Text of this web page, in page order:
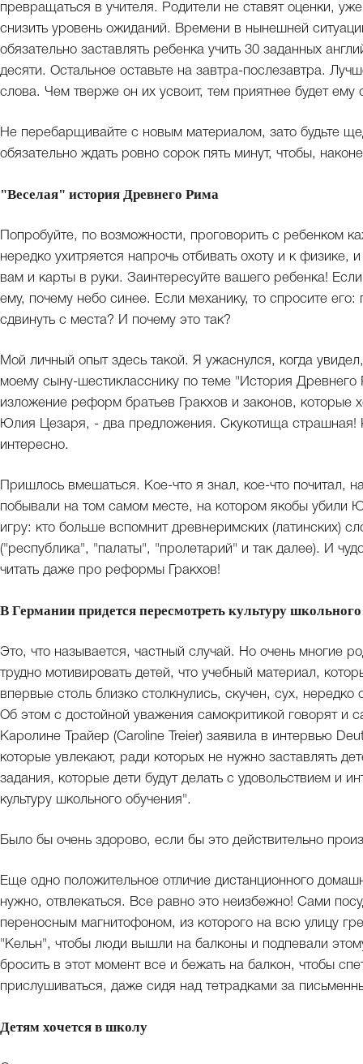
превращаться в учителя. Родители не ставят оценки,
снизить уровень ожиданий. Времени в нынешней
обязательно заставлять ребенка учить 30 заданных
десяти. Остальное оставьте на завтра-послезавтра.
слова. Чем тверже он их усвоит, тем приятнее будет ему
Не перебарщивайте с новым материалом, зато будьте
обязательно ждать ровно сорок пять минут, чтобы,
"Веселая" история Древнего Рима
Попробуйте, по возможности, проговорить с ребенком
нередко ухитряется напрочь отбивать охоту и к физике,
вам и карты в руки. Заинтересуйте вашего ребенка!
ему, почему небо синее. Если механику, то спросите
сдвинуть с места? И почему это так?
Мой личный опыт здесь такой. Я ужаснулся, когда
моему сыну-шестикласснику по теме "История
изложение реформ братьев Гракхов и законов, которые
Юлия Цезаря, - два предложения. Скукотища страшная!
интересно.
Пришлось вмешаться. Кое-что я знал, кое-что почитал,
побывали на том самом месте, на котором якобы убили
игру: кто больше вспомнит древнеримских (латинских)
("республика", "палаты", "пролетарий" и так далее). И
читать даже про реформы Гракхов!
В Германии придется пересмотреть культуру
Это, что называется, частный случай. Но очень многие
трудно мотивировать детей, что учебный материал,
впервые столь близко столкнулись, скучен, сух,
Об этом с достойной уважения самокритикой говорят и
Каролине Трайер (Caroline Treier) заявила в интервью
которые увлекают, ради которых не нужно заставлять
задания, которые дети будут делать с удовольствием и
культуру школьного обучения".
Было бы очень здорово, если бы это действительно
Еще одно положительное отличие дистанционного
нужно, отвлекаться. Все равно это неизбежно! Сами
переносным магнитофоном, из которого на всю улицу
"Кельн", чтобы люди вышли на балконы и подпевали
бросить в этот момент все и бежать на балкон, чтобы
прислушиваться, даже сидя над тетрадками за
Детям хочется в школу